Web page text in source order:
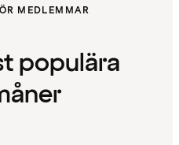
MEDLEMMAR
populära